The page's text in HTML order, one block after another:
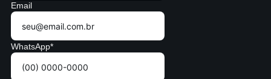
Email
WhatsApp*